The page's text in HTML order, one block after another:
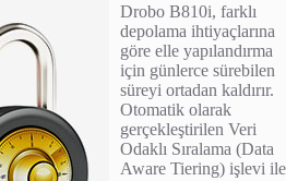
Drobo B810i, farklı
depolama ihtiyaçlarına
göre elle yapılandırma
için günlerce sürebilen
süreyi ortadan kaldırır.
Otomatik olarak
gerçekleştirilen Veri
Odaklı Sıralama (Data
Aware Tiering) işlevi ile